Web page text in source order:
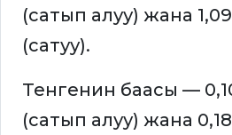
(сатып алуу) жана
(сатуу).
Тенгенин баасы —
(сатып алуу) жана